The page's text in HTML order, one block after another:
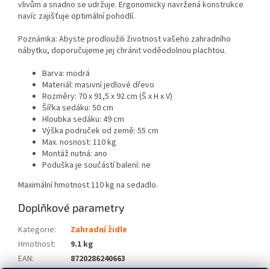
vlivům a snadno se udržuje. Ergonomicky navržená konstrukce
navíc zajišťuje optimální pohodlí.
Poznámka: Abyste prodloužili životnost vašeho zahradního
nábytku, doporučujeme jej chránit voděodolnou plachtou.
Barva: modrá
Materiál: masivní jedlové dřevo
Rozměry: 70 x 91,5 x 92 cm (Š x H x V)
Šířka sedáku: 50 cm
Hloubka sedáku: 49 cm
Výška područek od země: 55 cm
Max. nosnost: 110 kg
Montáž nutná: ano
Poduška je součástí balení: ne
Maximální hmotnost 110 kg na sedadlo.
Doplňkové parametry
Kategorie:
Zahradní židle
Hmotnost:
9.1 kg
EAN:
8720286240663